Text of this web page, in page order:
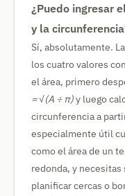
¿Puedo ingresar
y la
Sí, absolutamente.
los cuatro valores
el área, primero
= √(A ÷ π)y luego
circunferencia a
especialmente útil
como el área de un
redonda, y
planificar cercas o